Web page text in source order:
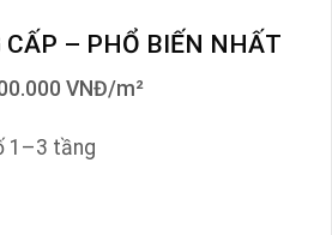
CẤP – PHỔ BIẾN NHẤT
VNĐ/m²
1–3 tầng